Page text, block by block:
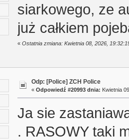
siarkowego, ze
już całkiem
« Ostatnia zmiana: Kwietnia 08, 2026,
Odp: [Police] ZCH Police
« Odpowiedź #20993 dnia: Kwietnia
Ja sie
. RASOWY taki